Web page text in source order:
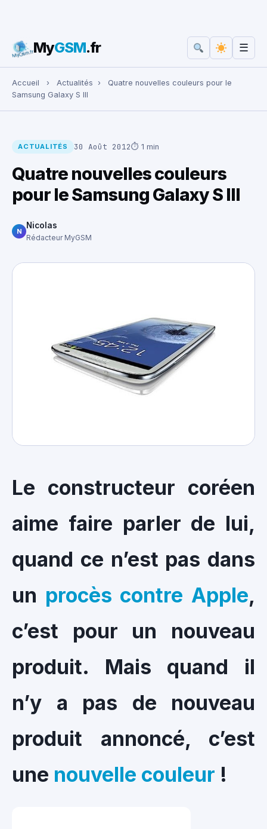
Rechercher :
MyGSM.fr ☰
Accueil › Actualités ›
Quatre nouvelles couleurs pour le
Samsung Galaxy S III
ACTUALITÉS 30 Août 2012⏱ 1 min
Quatre nouvelles couleurs
pour le Samsung Galaxy S III
N
Nicolas
Rédacteur MyGSM
Le constructeur coréen
aime faire parler de lui,
quand ce n’est pas dans
un procès contre Apple,
c’est pour un nouveau
produit. Mais quand il
n’y a pas de nouveau
produit annoncé, c’est
une nouvelle couleur !